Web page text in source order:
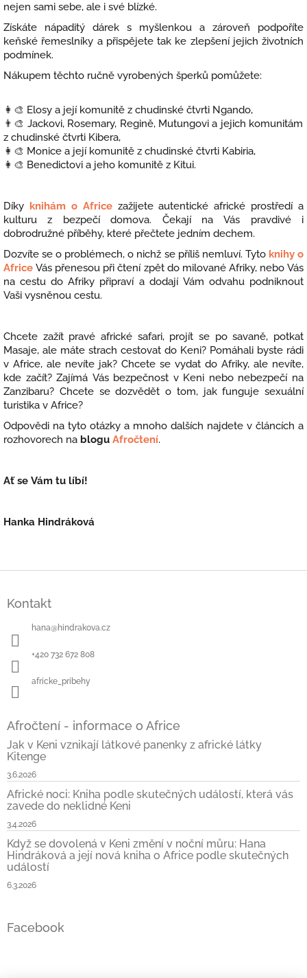
nejen sami sebe, ale i své blízké.
Získáte nápaditý dárek s myšlenkou a zároveň podpoříte
keňské řemeslníky a přispějete tak ke zlepšení jejich životních
podmínek.
Nákupem těchto ručně vyrobených šperků pomůžete:
👩‍🎨 Elosy a její komunitě z chudinské čtvrti Ngando,
👨‍🎨 Jackovi, Rosemary, Regině, Mutungovi a jejich komunitám
z chudinské čtvrti Kibera,
👩‍🎨 Monice a její komunitě z chudinské čtvrti Kabiria,
👩‍🎨 Benedictovi a jeho komunitě z Kitui.
Díky knihám o Africezažijete autentické africké prostředí a
kulturu z bezpečí domova. Čekají na Vás pravdivé i
dobrodružné příběhy, které přečtete jedním dechem.
Dozvíte se o problémech, o nichž se příliš nemluví. Tyto knihy o
Africe Vás přenesou při čtení zpět do milované Afriky, nebo Vás
na cestu do Afriky připraví a dodají Vám odvahu podniknout
Vaši vysněnou cestu.
Chcete zažít pravé africké safari, projít se po savaně, potkat
Masaje, ale máte strach cestovat do Keni? Pomáhali byste rádi
v Africe, ale nevíte jak? Chcete se vydat do Afriky, ale nevíte,
kde začít? Zajímá Vás bezpečnost v Keni nebo nebezpečí na
Zanzibaru? Chcete se dozvědět o tom, jak funguje sexuální
turistika v Africe?
Odpovědi na tyto otázky a mnoho dalších najdete v článcích a
rozhovorech na blogu Afročtení.
Ať se Vám tu líbí!
Hanka Hindráková
Kontakt
hana@hindrakova.cz
+420 732 672 808
africke_pribehy
Afročtení - informace o Africe
Jak v Keni vznikají látkové panenky z africké látky
Kitenge
3.6.2026
Africké noci: Kniha podle skutečných událostí, která vás
zavede do neklidné Keni
3.4.2026
Když se dovolená v Keni změní v noční můru: Hana
Hindráková a její nová kniha o Africe podle skutečných
událostí
6.3.2026
Facebook